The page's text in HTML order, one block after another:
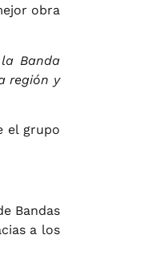
obra
Banda
región y
el grupo
Bandas
a los